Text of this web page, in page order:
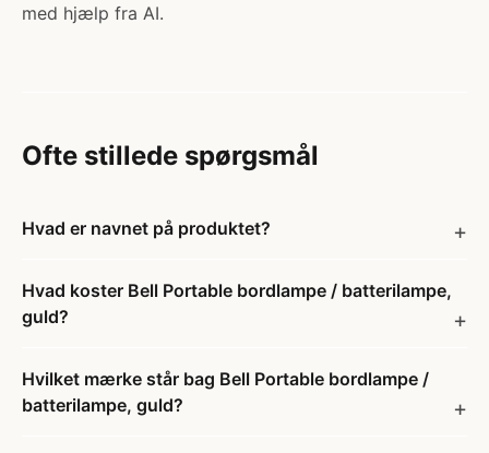
med hjælp fra AI.
Ofte stillede spørgsmål
Hvad er navnet på produktet?
Hvad koster Bell Portable bordlampe / batterilampe,
guld?
Hvilket mærke står bag Bell Portable bordlampe /
batterilampe, guld?